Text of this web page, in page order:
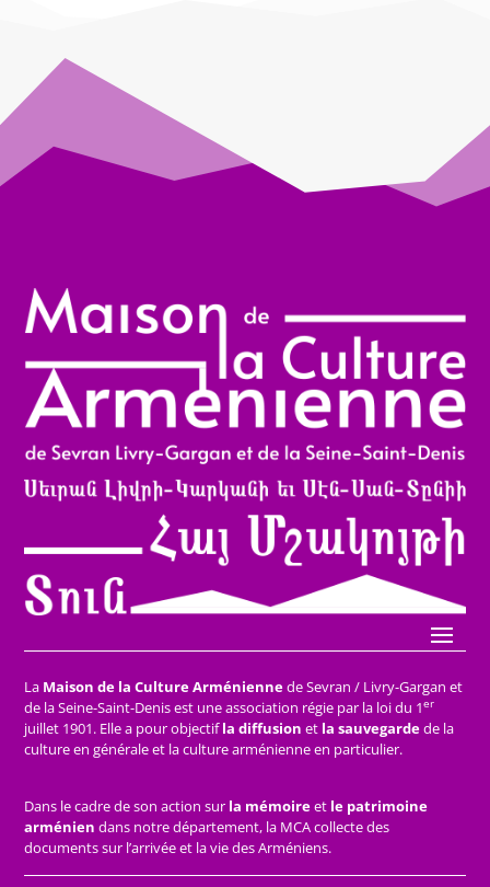
La Maison de la Culture Arméniennede Sevran / Livry-Gargan et
de la Seine-Saint-Denis est une association régie par la loi du 1er
juillet 1901. Elle a pour objectifla diffusion et la sauvegardede la
culture en générale et la culture arménienne en particulier.
Dans le cadre de son action sur la mémoireet le patrimoine
arménien dans notre département, la MCA collecte des
documents sur l’arrivée et la vie des Arméniens.